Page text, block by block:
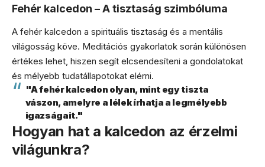
Fehér kalcedon – A tisztaság szimbóluma
A fehér kalcedon a spirituális tisztaság és a mentális
világosság köve. Meditációs gyakorlatok során különösen
értékes lehet, hiszen segít elcsendesíteni a gondolatokat
és mélyebb tudatállapotokat elérni.
"A fehér kalcedon olyan, mint egy tiszta
vászon, amelyre a lélek írhatja a legmélyebb
igazságait."
Hogyan hat a kalcedon az érzelmi
világunkra?